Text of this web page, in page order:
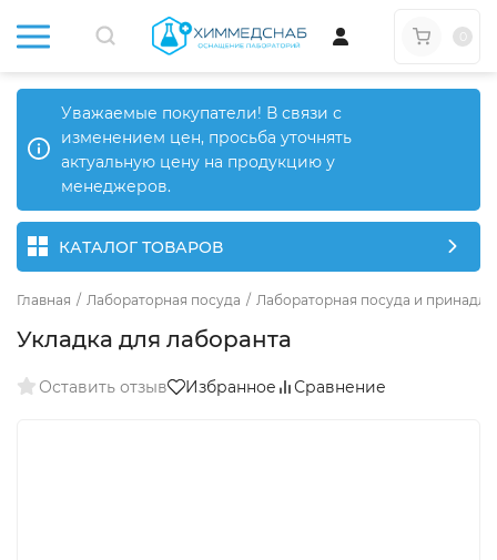
Уважаемые покупатели! В связи с
изменением цен, просьба уточнять
актуальную цену на продукцию у
менеджеров.
КАТАЛОГ ТОВАРОВ
Главная / Лабораторная посуда / Лабораторная посуда и
Укладка для лаборанта
Оставить отзыв Избранное Сравнение